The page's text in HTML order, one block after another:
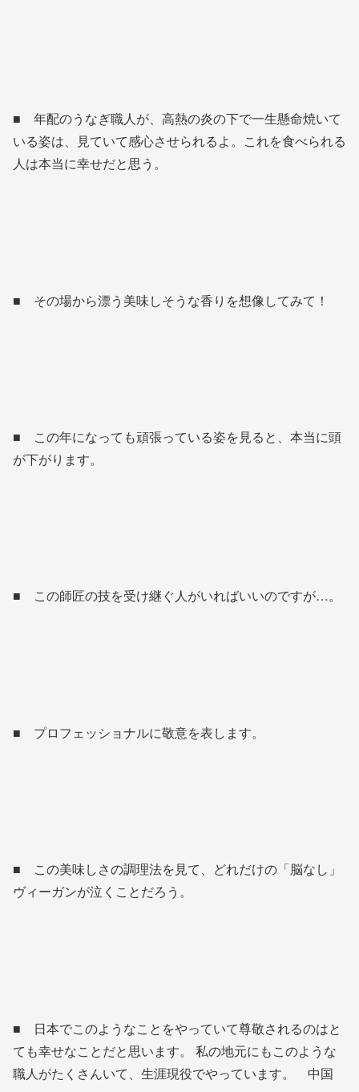
■ 年配のうなぎ職人が、高熱の炎の下で一生懸命焼いて
いる姿は、見ていて感心させられるよ。これを食べられる
人は本当に幸せだと思う。
■ その場から漂う美味しそうな香りを想像してみて！
■ この年になっても頑張っている姿を見ると、本当に頭
が下がります。
■ この師匠の技を受け継ぐ人がいればいいのですが…。
■ プロフェッショナルに敬意を表します。
■ この美味しさの調理法を見て、どれだけの「脳なし」
ヴィーガンが泣くことだろう。
■ 日本でこのようなことをやっていて尊敬されるのはと
ても幸せなことだと思います。 私の地元にもこのような
職人がたくさんいて、生涯現役でやっています。 中国